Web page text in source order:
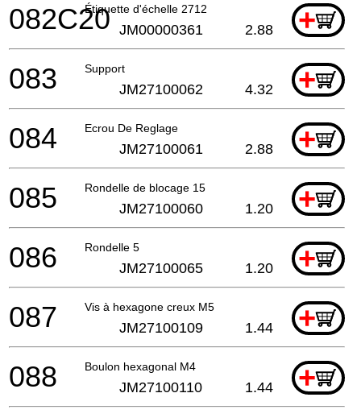
Étiquette d'échelle 2712 +
082C20 JM00000361 2.88
Support +
083 JM27100062 4.32
Ecrou De Reglage +
084 JM27100061 2.88
Rondelle de blocage 15 +
085 JM27100060 1.20
Rondelle 5 +
086 JM27100065 1.20
Vis à hexagone creux M5 +
087 JM27100109 1.44
Boulon hexagonal M4 +
088 JM27100110 1.44